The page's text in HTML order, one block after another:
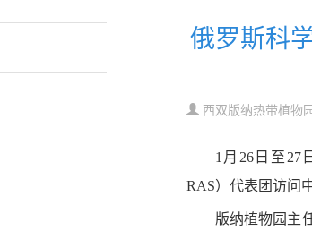
俄罗斯科
西双版纳热带植物
1月26日至27
RAS）代表团访问
版纳植物园主